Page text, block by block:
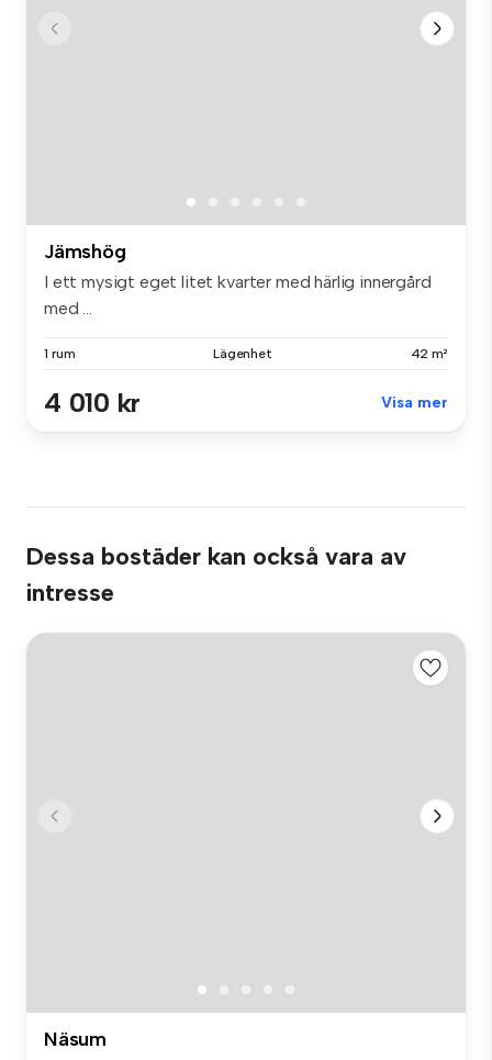
Jämshög
I ett mysigt eget litet kvarter med härlig innergård
med ...
1 rum Lägenhet 42 m²
4 010 kr Visa mer
Dessa bostäder kan också vara av
intresse
Näsum